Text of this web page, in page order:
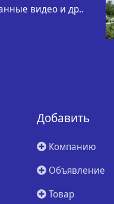
видео и др..
Добавить
Компанию
Объявление
Товар